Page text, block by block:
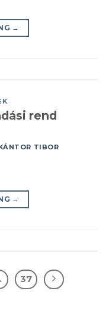
→
rend
TIBOR
→
37